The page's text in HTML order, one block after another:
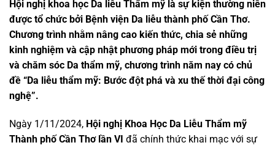
Hội nghị khoa học Da liễu Thẩm mỹ là sự kiện thường niên
được tổ chức bởi Bệnh viện Da liễu thành phố Cần Thơ.
Chương trình nhằm nâng cao kiến thức, chia sẻ những
kinh nghiệm và cập nhật phương pháp mới trong điều trị
và chăm sóc Da thẩm mỹ, chương trình năm nay có chủ
đề “Da liễu thẩm mỹ: Bước đột phá và xu thế thời đại công
nghệ”.
Ngày 1/11/2024, Hội nghị Khoa Học Da Liễu Thẩm mỹ
Thành phố Cần Thơ lần VI đã chính thức khai mạc với sự